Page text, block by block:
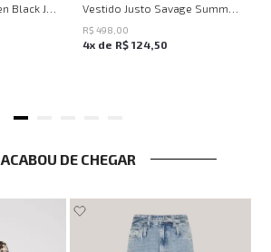
PP P M G
R$ 498 00
4x de R$ 124,50
ACABOU DE CHEGAR